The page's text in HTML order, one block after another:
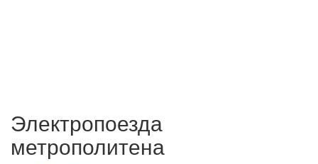
Электропоезда
метрополитена